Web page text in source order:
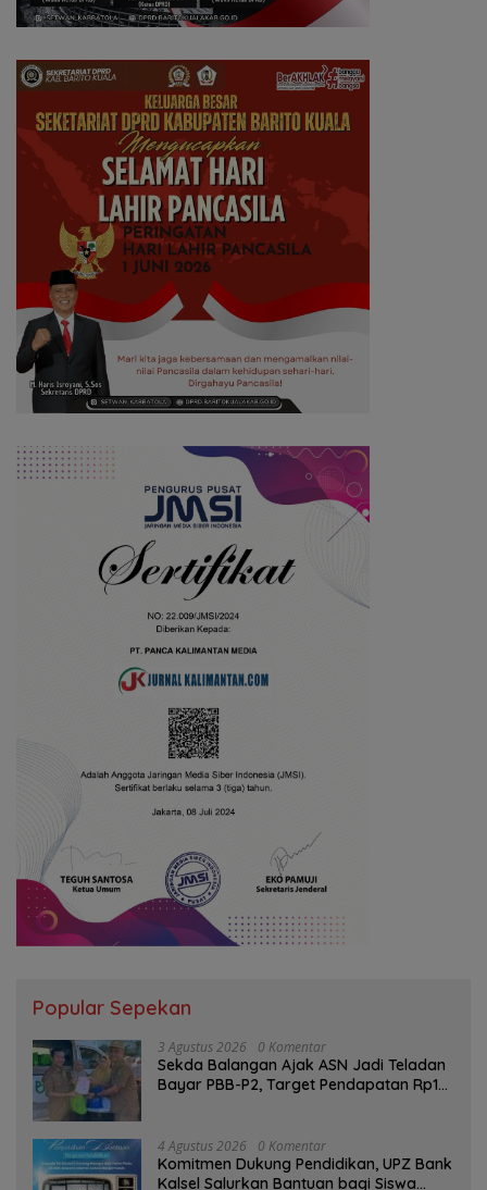
Popular Sepekan
3 Agustus 2026 0 Komentar
Sekda Balangan Ajak ASN Jadi Teladan
Bayar PBB-P2, Target Pendapatan Rp1
4 Agustus 2026 0 Komentar
Komitmen Dukung Pendidikan, UPZ Bank
Kalsel Salurkan Bantuan bagi Siswa